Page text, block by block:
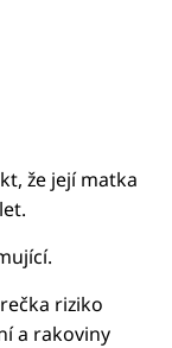
že její matka
riziko
a rakoviny